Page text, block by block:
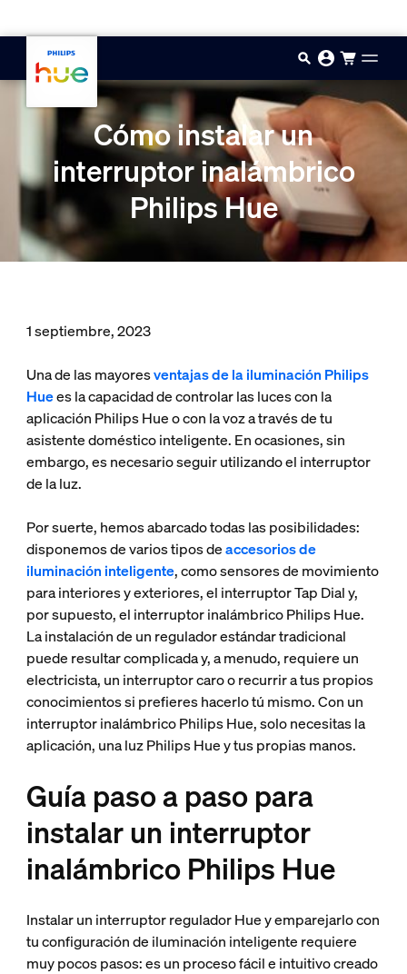
Cómo instalar un
interruptor inalámbrico
Philips Hue
1 septiembre, 2023
Una de las mayoresventajas de la iluminación Philips
Huees la capacidad de controlar las luces con la
aplicación Philips Hue o con la voz a través de tu
asistente doméstico inteligente. En ocasiones, sin
embargo, es necesario seguir utilizando el interruptor
de la luz.
Por suerte, hemos abarcado todas las posibilidades:
disponemos de varios tipos deaccesorios de
iluminación inteligente, como sensores de movimiento
para interiores y exteriores, el interruptor Tap Dial y,
por supuesto, el interruptor inalámbrico Philips Hue.
La instalación de un regulador estándar tradicional
puede resultar complicada y, a menudo, requiere un
electricista, un interruptor caro o recurrir a tus propios
conocimientos si prefieres hacerlo tú mismo. Con un
interruptor inalámbrico Philips Hue, solo necesitas la
aplicación, una luz Philips Hue y tus propias manos.
Guía paso a paso para
instalar un interruptor
inalámbrico Philips Hue
Instalar un interruptor regulador Hue y emparejarlo con
tu configuración de iluminación inteligente requiere
muy pocos pasos: es un proceso fácil e intuitivo creado